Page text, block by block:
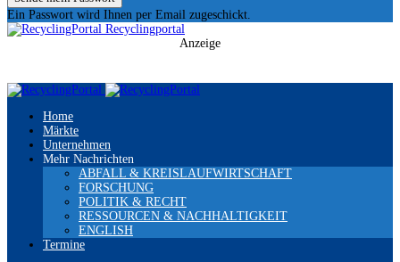
Ein Passwort wird Ihnen per Email zugeschickt.
Recyclingportal
Anzeige
Home
Märkte
Unternehmen
Mehr Nachrichten
ABFALL & KREISLAUFWIRTSCHAFT
FORSCHUNG
POLITIK & RECHT
RESSOURCEN & NACHHALTIGKEIT
ENGLISH
Termine